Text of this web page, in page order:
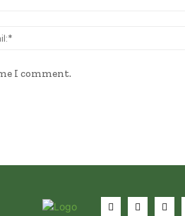
I comment.